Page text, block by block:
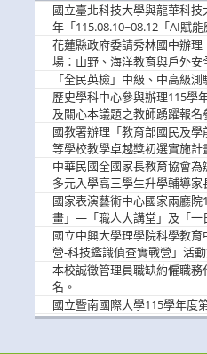
國立臺北科技大學與龍華科
年「115.08.10~08.12「AI賦
歡迎學生踴躍報名參加
花蓮縣政府委請秀林國中辦
場：山野、海洋教育與戶外安
參加
「全民英檢」中級、中高級
歷史學科中心參與辦理115學
及關心本議題之教師踴躍報名
國教署辦理「教育部國民及
等學校教學卓越獎初選實施
中華民國全國家長教育協會
多元入學高三學生升學輔導家
國家表演藝術中心國家兩廳
畫」—「職人大講堂」及「一
參與。
國立中興大學理學院科學教
營-科技鑑識偵查實戰營」活
加。
本校誠徵管理員職缺約僱職
名。
國立暨南國際大學115學年度